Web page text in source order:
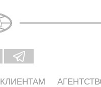
КЛИЕНТАМ